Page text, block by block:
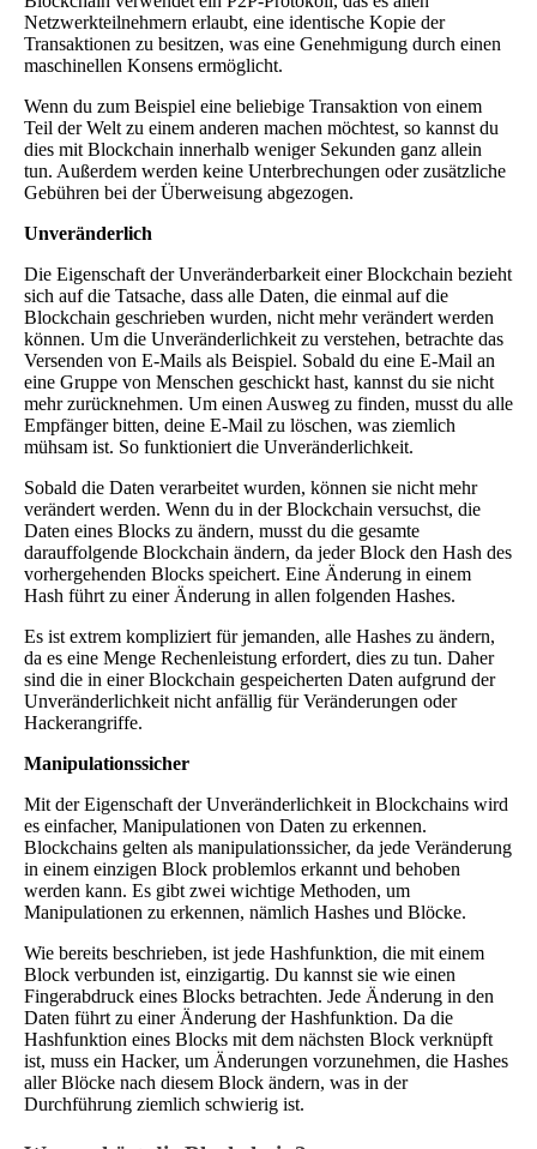
Netzwerkteilnehmern erlaubt, eine identische Kopie der
Transaktionen zu besitzen, was eine Genehmigung durch einen
maschinellen Konsens ermöglicht.
Wenn du zum Beispiel eine beliebige Transaktion von einem
Teil der Welt zu einem anderen machen möchtest, so kannst du
dies mit Blockchain innerhalb weniger Sekunden ganz allein
tun. Außerdem werden keine Unterbrechungen oder zusätzliche
Gebühren bei der Überweisung abgezogen.
Unveränderlich
Die Eigenschaft der Unveränderbarkeit einer Blockchain bezieht
sich auf die Tatsache, dass alle Daten, die einmal auf die
Blockchain geschrieben wurden, nicht mehr verändert werden
können. Um die Unveränderlichkeit zu verstehen, betrachte das
Versenden von E-Mails als Beispiel. Sobald du eine E-Mail an
eine Gruppe von Menschen geschickt hast, kannst du sie nicht
mehr zurücknehmen. Um einen Ausweg zu finden, musst du alle
Empfänger bitten, deine E-Mail zu löschen, was ziemlich
mühsam ist. So funktioniert die Unveränderlichkeit.
Sobald die Daten verarbeitet wurden, können sie nicht mehr
verändert werden. Wenn du in der Blockchain versuchst, die
Daten eines Blocks zu ändern, musst du die gesamte
darauffolgende Blockchain ändern, da jeder Block den Hash des
vorhergehenden Blocks speichert. Eine Änderung in einem
Hash führt zu einer Änderung in allen folgenden Hashes.
Es ist extrem kompliziert für jemanden, alle Hashes zu ändern,
da es eine Menge Rechenleistung erfordert, dies zu tun. Daher
sind die in einer Blockchain gespeicherten Daten aufgrund der
Unveränderlichkeit nicht anfällig für Veränderungen oder
Hackerangriffe.
Manipulationssicher
Mit der Eigenschaft der Unveränderlichkeit in Blockchains wird
es einfacher, Manipulationen von Daten zu erkennen.
Blockchains gelten als manipulationssicher, da jede Veränderung
in einem einzigen Block problemlos erkannt und behoben
werden kann. Es gibt zwei wichtige Methoden, um
Manipulationen zu erkennen, nämlich Hashes und Blöcke.
Wie bereits beschrieben, ist jede Hashfunktion, die mit einem
Block verbunden ist, einzigartig. Du kannst sie wie einen
Fingerabdruck eines Blocks betrachten. Jede Änderung in den
Daten führt zu einer Änderung der Hashfunktion. Da die
Hashfunktion eines Blocks mit dem nächsten Block verknüpft
ist, muss ein Hacker, um Änderungen vorzunehmen, die Hashes
aller Blöcke nach diesem Block ändern, was in der
Durchführung ziemlich schwierig ist.